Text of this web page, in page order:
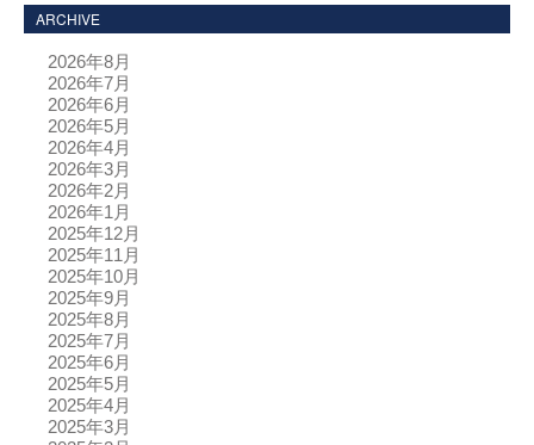
ARCHIVE
2026年8月
2026年7月
2026年6月
2026年5月
2026年4月
2026年3月
2026年2月
2026年1月
2025年12月
2025年11月
2025年10月
2025年9月
2025年8月
2025年7月
2025年6月
2025年5月
2025年4月
2025年3月